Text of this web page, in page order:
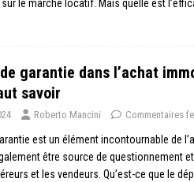
le marché locatif. Mais quelle est
garantie dans l’achat
savoir
Roberto Mancini Commentaires
est un élément incontournable de
être source de questionnement et
et les vendeurs. Qu’est-ce que le